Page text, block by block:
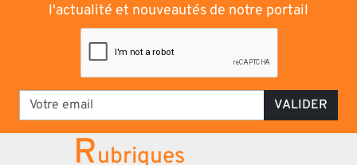
l'actualité et nouveautés de notre portail
VALIDER
Rubriques